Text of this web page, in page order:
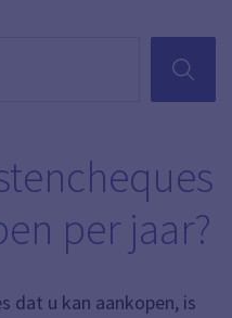
ZOEKEN
per jaar?
dat u kan aankopen, is